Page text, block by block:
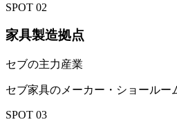
SPOT 02
家具製造拠点
セブの主力産業
セブ家具のメーカー・ショールー
SPOT 03